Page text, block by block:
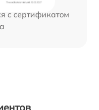
с сертификатом